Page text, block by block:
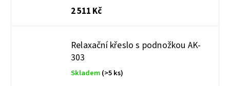
2 511 Kč
Relaxační křeslo s podnožkou AK-
303
Skladem(>5 ks)